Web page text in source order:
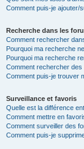
Comment puis-je ajouter/
Recherche dans les
Comment rechercher
Pourquoi ma recherche
Pourquoi ma recherche
Comment rechercher des
Comment puis-je trouver
Surveillance et favoris
Quelle est la différence
Comment mettre en
Comment surveiller des
Comment puis-je